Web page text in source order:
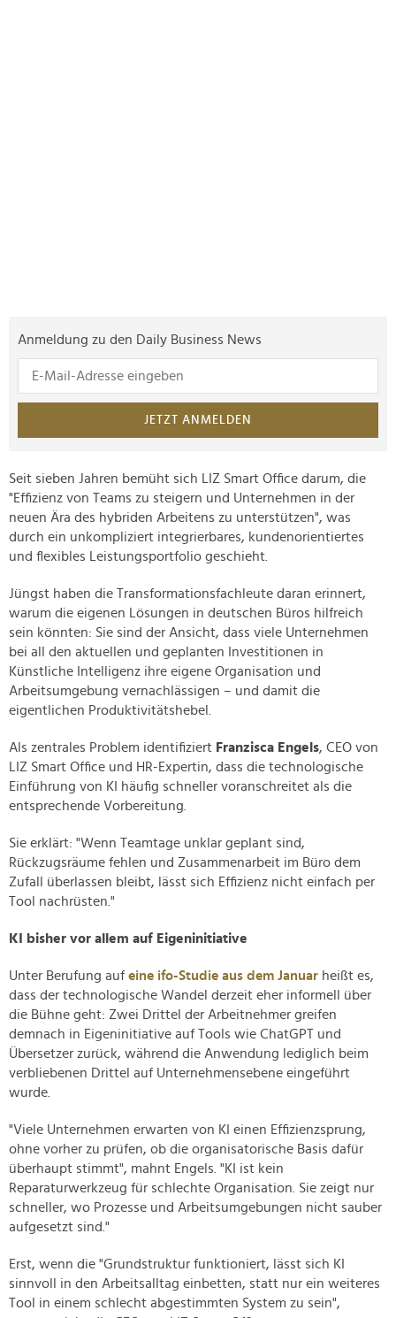
Anmeldung zu den Daily Business News
JETZT ANMELDEN
Seit sieben Jahren bemüht sich LIZ Smart Office darum, die
"Effizienz von Teams zu steigern und Unternehmen in der
neuen Ära des hybriden Arbeitens zu unterstützen", was
durch ein unkompliziert integrierbares, kundenorientiertes
und flexibles Leistungsportfolio geschieht.
Jüngst haben die Transformationsfachleute daran erinnert,
warum die eigenen Lösungen in deutschen Büros hilfreich
sein könnten: Sie sind der Ansicht, dass viele Unternehmen
bei all den aktuellen und geplanten Investitionen in
Künstliche Intelligenz ihre eigene Organisation und
Arbeitsumgebung vernachlässigen – und damit die
eigentlichen Produktivitätshebel.
Als zentrales Problem identifiziert Franzisca Engels, CEO von
LIZ Smart Office und HR-Expertin, dass die technologische
Einführung von KI häufig schneller voranschreitet als die
entsprechende Vorbereitung.
Sie erklärt: "Wenn Teamtage unklar geplant sind,
Rückzugsräume fehlen und Zusammenarbeit im Büro dem
Zufall überlassen bleibt, lässt sich Effizienz nicht einfach per
Tool nachrüsten."
KI bisher vor allem auf Eigeninitiative
Unter Berufung auf eine ifo-Studie aus dem Januar heißt es,
dass der technologische Wandel derzeit eher informell über
die Bühne geht: Zwei Drittel der Arbeitnehmer greifen
demnach in Eigeninitiative auf Tools wie ChatGPT und
Übersetzer zurück, während die Anwendung lediglich beim
verbliebenen Drittel auf Unternehmensebene eingeführt
wurde.
"Viele Unternehmen erwarten von KI einen Effizienzsprung,
ohne vorher zu prüfen, ob die organisatorische Basis dafür
überhaupt stimmt", mahnt Engels. "KI ist kein
Reparaturwerkzeug für schlechte Organisation. Sie zeigt nur
schneller, wo Prozesse und Arbeitsumgebungen nicht sauber
aufgesetzt sind."
Erst, wenn die "Grundstruktur funktioniert, lässt sich KI
sinnvoll in den Arbeitsalltag einbetten, statt nur ein weiteres
Tool in einem schlecht abgestimmten System zu sein",